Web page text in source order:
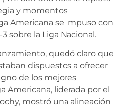
y momentos
Americana se impuso con
sobre la Liga Nacional.
quedó claro que
dispuestos a ofrecer
de los mejores
Americana, liderada por el
mostró una alineación